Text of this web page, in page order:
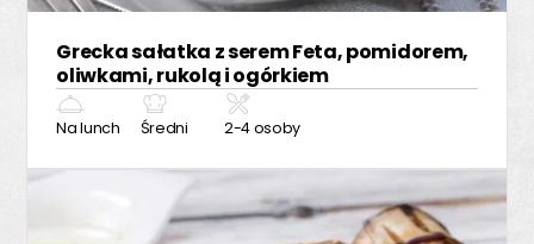
Grecka sałatka z serem Feta, pomidorem,
oliwkami, rukolą i ogórkiem
Na lunch Średni 2-4 osoby